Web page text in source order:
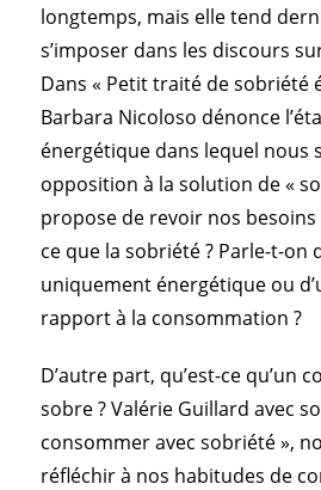
longtemps, mais elle tend
s’imposer dans les discours
Dans « Petit traité de sobriété
Barbara Nicoloso dénonce
énergétique dans lequel nous
opposition à la solution de «
propose de revoir nos besoins
ce que la sobriété ? Parle-t-on
uniquement énergétique ou
rapport à la consommation ?
D’autre part, qu’est-ce qu’un
sobre ? Valérie Guillard avec
consommer avec sobriété »,
réfléchir à nos habitudes de